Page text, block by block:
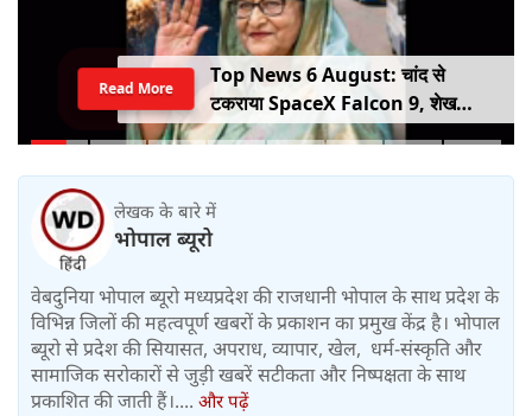
Top News 6 August: चांद से
टकराया SpaceX Falcon 9, शेख
हसीना की घर वापसी का ऐलान, MP में बस
Read More
लेखक के बारे में
भोपाल ब्यूरो
वेबदुनिया भोपाल ब्यूरो मध्यप्रदेश की राजधानी भोपाल के साथ प्रदेश के
विभिन्न जिलों की महत्वपूर्ण खबरों के प्रकाशन का प्रमुख केंद्र है। भोपाल
ब्यूरो से प्रदेश की सियासत, अपराध, व्यापार, खेल, धर्म-संस्कृति और
सामाजिक सरोकारों से जुड़ी खबरें सटीकता और निष्पक्षता के साथ
प्रकाशित की जाती हैं।.... और पढ़ें